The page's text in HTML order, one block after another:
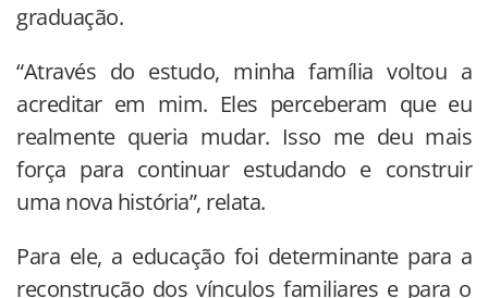
graduação.
“Através do estudo, minha família voltou a
acreditar em mim. Eles perceberam que eu
realmente queria mudar. Isso me deu mais
força para continuar estudando e construir
uma nova história”, relata.
Para ele, a educação foi determinante para a
reconstrução dos vínculos familiares e para o